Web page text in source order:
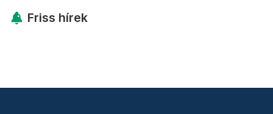
Friss hírek